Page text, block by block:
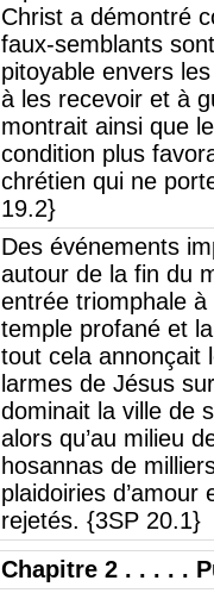
Christ a démontré
faux-semblants
pitoyable envers
à les recevoir et à
montrait ainsi que
condition plus
chrétien qui ne
19.2}
Des événements
autour de la fin du
entrée triomphale
temple profané et
tout cela annonçait
larmes de Jésus
dominait la ville de
alors qu’au milieu
hosannas de
plaidoiries d’amour
rejetés. {3SP 20.1}
Chapitre 2 . . . . .